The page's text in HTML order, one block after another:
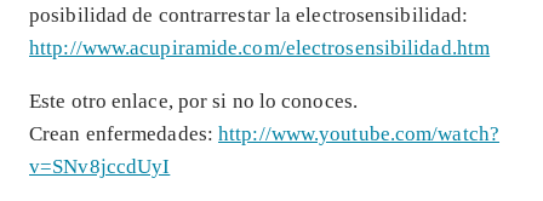
posibilidad de contrarrestar la electrosensibilidad:
http://www.acupiramide.com/electrosensibilidad.htm
Este otro enlace, por si no lo conoces.
Crean enfermedades:http://www.youtube.com/watch?
v=SNv8jccdUyI